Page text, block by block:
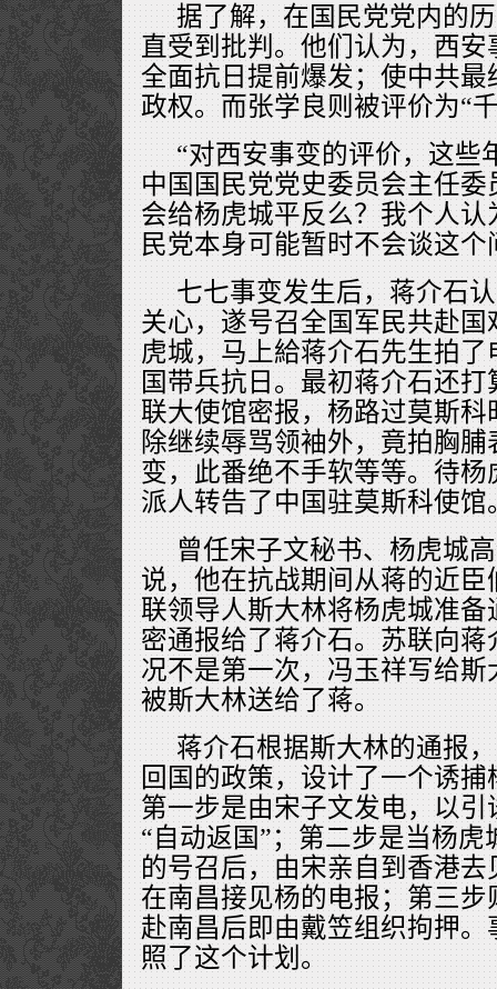
据了解，在国民党党内的
直受到批判。他们认为，西
全面抗日提前爆发；使中共
政权。而张学良则被评价为“
“对西安事变的评价，这些
中国国民党党史委员会主任
会给杨虎城平反么？我个人
民党本身可能暂时不会谈这个
七七事变发生后，蒋介石
关心，遂号召全国军民共赴
虎城，马上給蒋介石先生拍
国带兵抗日。最初蒋介石还
联大使馆密报，杨路过莫斯
除继续辱骂领袖外，竟拍胸
变，此番绝不手软等等。待
派人转告了中国驻莫斯科使馆
曾任宋子文秘书、杨虎城
说，他在抗战期间从蒋的近
联领导人斯大林将杨虎城准
密通报给了蒋介石。苏联向
况不是第一次，冯玉祥写给
被斯大林送给了蒋。
蒋介石根据斯大林的通报
回国的政策，设计了一个诱
第一步是由宋子文发电，以
“自动返国”；第二步是当杨虎
的号召后，由宋亲自到香港
在南昌接见杨的电报；第三
赴南昌后即由戴笠组织拘押
照了这个计划。